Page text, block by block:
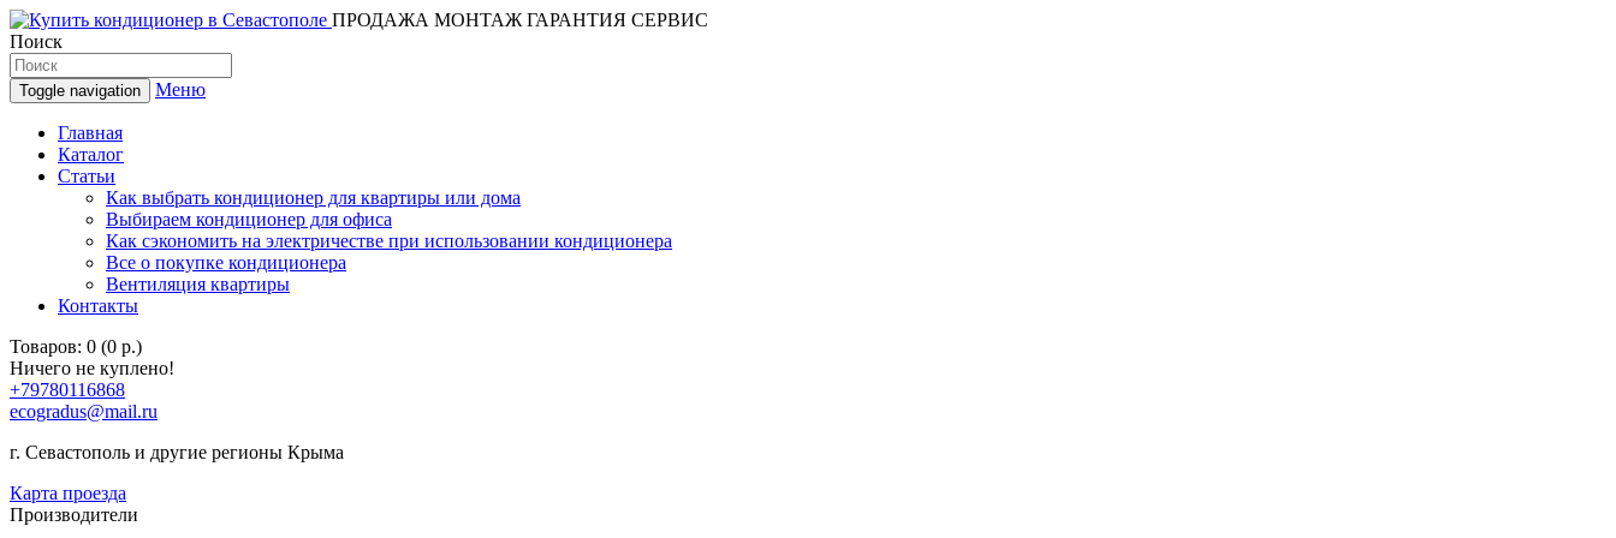
ПРОДАЖА МОНТАЖ ГАРАНТИЯ СЕРВИС
Поиск
Toggle navigation Меню
Главная
Каталог
Статьи
Как выбрать кондиционер для квартиры или дома
Выбираем кондиционер для офиса
Как сэкономить на электричестве при использовании кондиционера
Все о покупке кондиционера
Вентиляция квартиры
Контакты
Товаров: 0 (0 р.)
Ничего не куплено!
+79780116868
ecogradus@mail.ru
г. Севастополь и другие регионы Крыма
Карта проезда
Производители